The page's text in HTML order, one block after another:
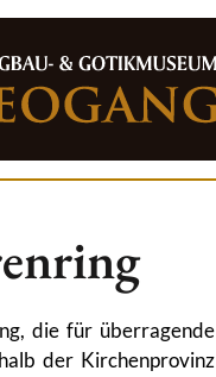
die für überragende
der Kirchenprovinz